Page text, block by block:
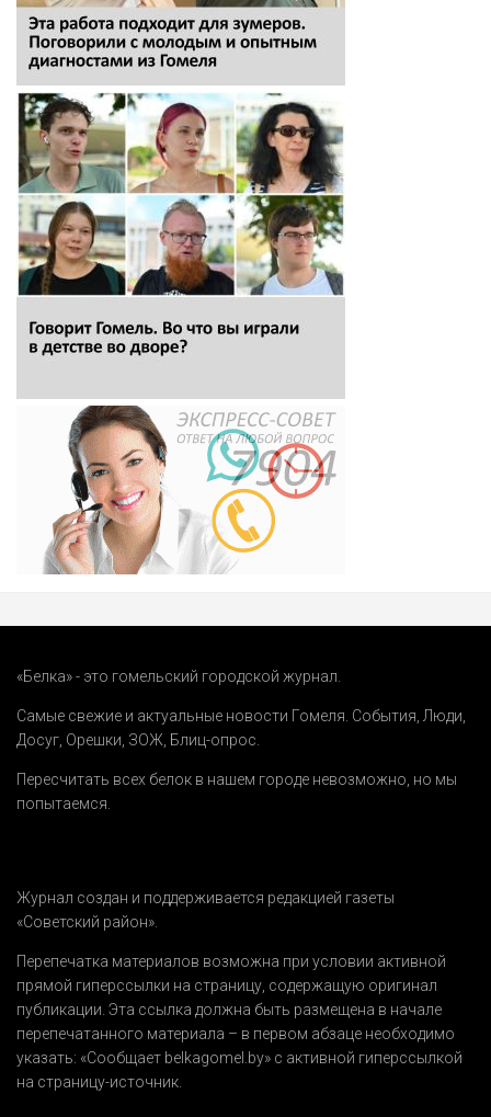
«Белка» - это гомельский городской журнал.
Самые свежие и актуальные новости Гомеля. События,Люди,
Досуг, Орешки, ЗОЖ, Блиц-опрос.
Пересчитать всех белок в нашем городе невозможно, но мы
попытаемся.
Журнал создан и поддерживается редакцией газеты
«Советский район».
Перепечатка материалов возможна при условии активной
прямой гиперссылки на страницу, содержащую оригинал
публикации. Эта ссылка должна быть размещена в начале
перепечатанного материала – в первом абзаце необходимо
указать: «Сообщает belkagomel.by» с активной гиперссылкой
на страницу-источник.